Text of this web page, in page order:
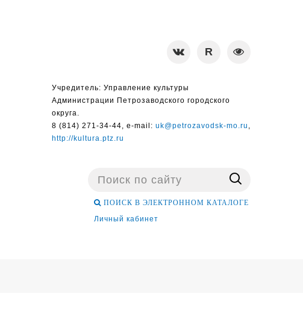
Учредитель: Управление культуры
Администрации Петрозаводского городского
округа.
8 (814) 271-34-44, e-mail:uk@petrozavodsk-mo.ru ,
http://kultura.ptz.ru
Поиск
ПОИСК В ЭЛЕКТРОННОМ КАТАЛОГЕ
Личный кабинет